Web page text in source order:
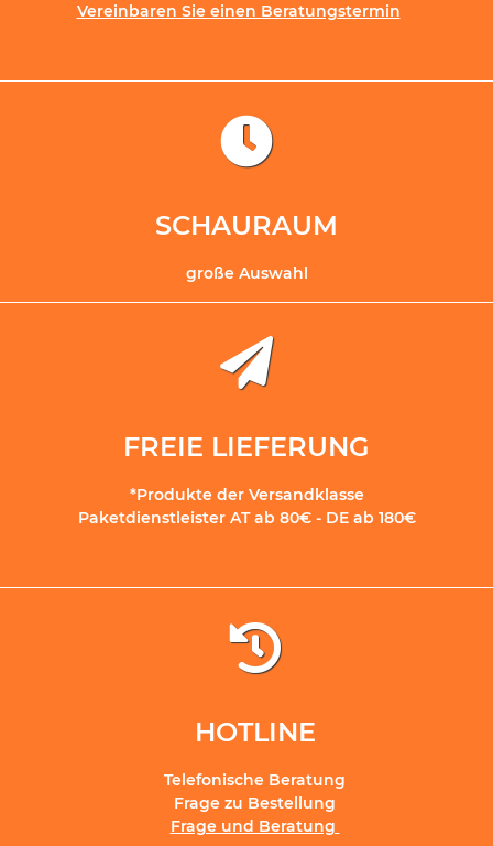
Vereinbaren Sie einen Beratungstermin
SCHAURAUM
große Auswahl
FREIE LIEFERUNG
*Produkte der Versandklasse
Paketdienstleister AT ab 80€ - DE ab 180€
HOTLINE
Telefonische Beratung
Frage zu Bestellung
Frage und Beratung